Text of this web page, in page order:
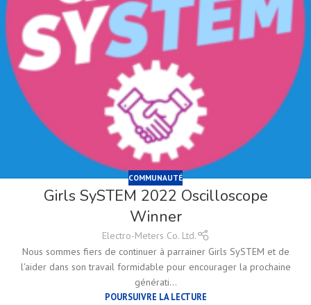
COMMUNAUTÉ
Girls SySTEM 2022 Oscilloscope
Winner
Electro-Meters Co. Ltd.
Nous sommes fiers de continuer à parrainer Girls SySTEM et de
l'aider dans son travail formidable pour encourager la prochaine
générati...
POURSUIVRE LA LECTURE